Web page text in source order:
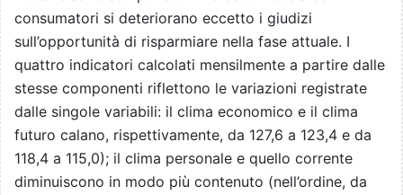
consumatori si deteriorano eccetto i giudizi
sull’opportunità di risparmiare nella fase attuale. I
quattro indicatori calcolati mensilmente a partire dalle
stesse componenti riflettono le variazioni registrate
dalle singole variabili: il clima economico e il clima
futuro calano, rispettivamente, da 127,6 a 123,4 e da
118,4 a 115,0); il clima personale e quello corrente
diminuiscono in modo più contenuto (nell’ordine, da